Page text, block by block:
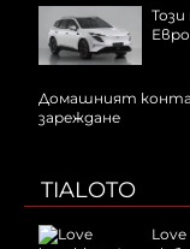
Домашният
зареждане
TIALOTO